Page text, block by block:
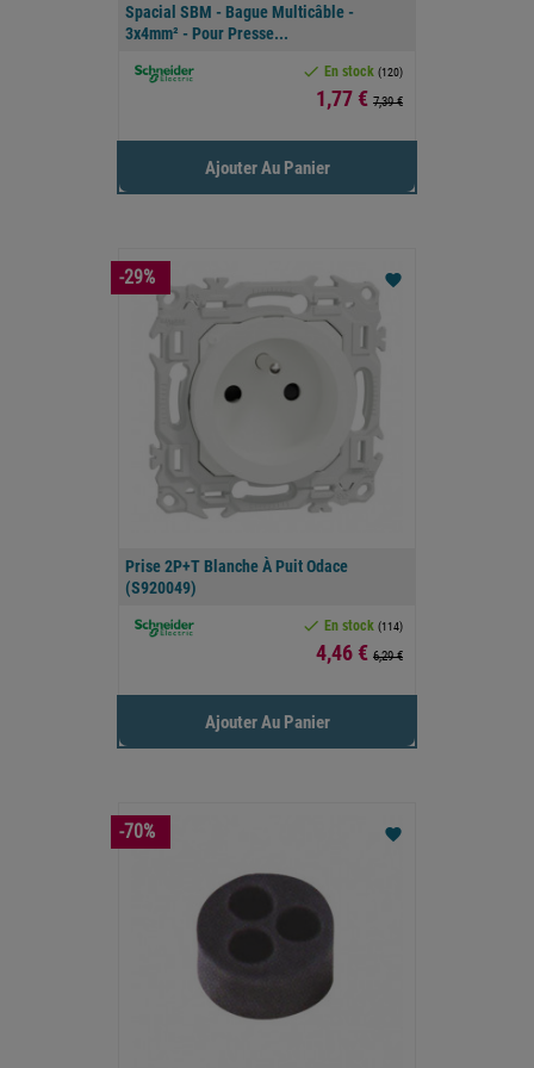
Spacial SBM - Bague Multicâble -
3x4mm² - Pour Presse...
 En stock (120)
Prix
1,77 € 7,39 €
Ajouter Au Panier
Prise 2P+T Blanche À Puit Odace
(S920049)
 En stock (114)
Prix
4,46 € 6,29 €
favorite
Ajouter Au Panier
-29%
favorite
-70%